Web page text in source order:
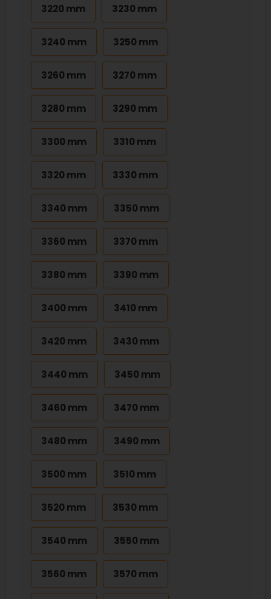
3220 mm 3230 mm
3240 mm 3250 mm
3260 mm 3270 mm
3280 mm 3290 mm
3300 mm 3310 mm
3320 mm 3330 mm
3340 mm 3350 mm
3360 mm 3370 mm
3380 mm 3390 mm
3400 mm 3410 mm
3420 mm 3430 mm
3440 mm 3450 mm
3460 mm 3470 mm
3480 mm 3490 mm
3500 mm 3510 mm
3520 mm 3530 mm
3540 mm 3550 mm
3560 mm 3570 mm